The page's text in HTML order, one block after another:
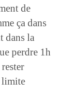
de
ça dans
dans la
perdre 1h
limite